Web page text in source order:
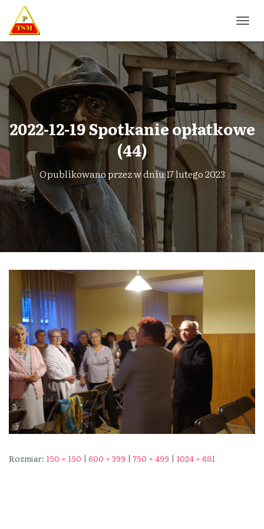
R
Z
Ł
Ą
C
A
W
G
A
C
J
Ę
2022-12-19 Spotkanie opłatkowe
(44)
Opublikowano przezw dniu17 lutego 2023
Rozmiar: 150 × 150 | 600 × 399 | 750 × 499 | 1024 × 681